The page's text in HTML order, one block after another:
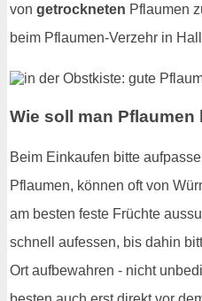
von getrockneten Pflaumen
beim Pflaumen-Verzehr in
Wie soll man Pflaumen
Beim Einkaufen bitte
Pflaumen, können oft von
am besten feste Früchte
schnell aufessen, bis dahin
Ort aufbewahren - nicht